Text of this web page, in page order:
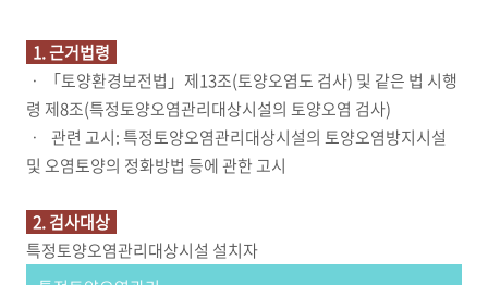
1. 근거법령
ㆍ 「토양환경보전법」제13조(토양오염도 검사) 및 같은 법 시행
령 제8조(특정토양오염관리대상시설의 토양오염 검사)
ㆍ 관련 고시: 특정토양오염관리대상시설의 토양오염방지시설
및 오염토양의 정화방법 등에 관한 고시
2. 검사대상
특정토양오염관리대상시설 설치자